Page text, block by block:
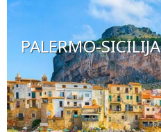
PALERMO-SICILIJA